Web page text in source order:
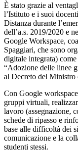
È stato grazie al
l’Istituto e i suoi
Distanza durante
dell’a.s. 2019/2020 e
Google Workspace,
Spaggiari, che sono
digitale integrata)
“Adozione delle linee
al Decreto del Ministro
Con Google
gruppi virtuali,
lavoro (assegnazione,
schede di ripasso e
base alle difficoltà dei
comunicazione e la
studenti stessi.